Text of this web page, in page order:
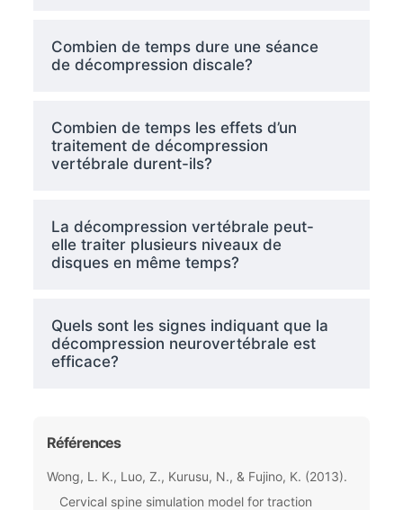
Combien de temps dure une séance
de décompression discale?
Combien de temps les effets d’un
traitement de décompression
vertébrale durent-ils?
La décompression vertébrale peut-
elle traiter plusieurs niveaux de
disques en même temps?
Quels sont les signes indiquant que la
décompression neurovertébrale est
efficace?
Références
Wong, L. K., Luo, Z., Kurusu, N., & Fujino, K. (2013).
Cervical spine simulation model for traction